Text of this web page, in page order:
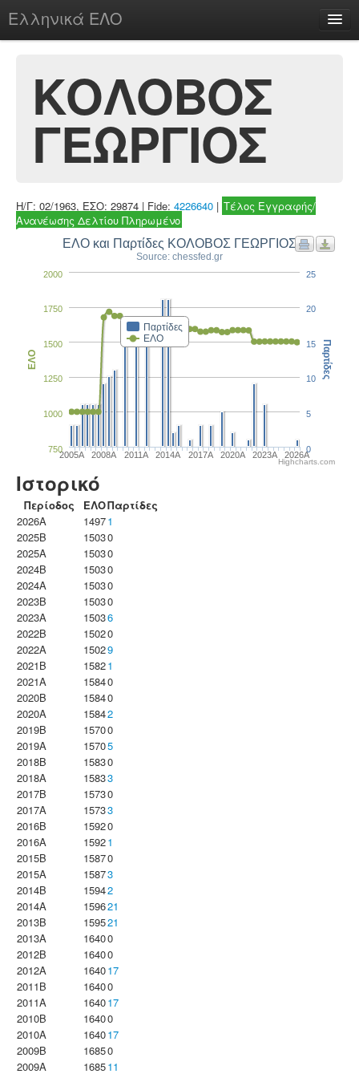
Ελληνικά ΕΛΟ
chesstu.be @ discord
Login
ΚΟΛΟΒΟΣ
ΓΕΩΡΓΙΟΣ
Η/Γ: 02/1963, ΕΣΟ: 29874 | Fide: 4226640 | Τέλος Εγγραφής/
Ανανέωσης Δελτίου Πληρωμένο
ΕΛΟ και Παρτίδες ΚΟΛΟΒΟΣ ΓΕΩΡΓΙΟΣ
Source: chessfed.gr
Παρτίδες
ΕΛΟ
2005A 2008A 2011A 2014A 2017A 2020A 2023Α 2026A
1000
750
1250
1500
1750
2000
ΕΛΟ
0
5
10
15
20
25
Παρτίδες
Highcharts.com
Ιστορικό
Περίοδος ΕΛΟΠαρτίδες
2026A
14971
2025B
15030
2025A
15030
2024B
15030
2024A
15030
2023B
15030
2023Α
15036
2022B
15020
2022A
15029
2021B
15821
2021A
15840
2020B
15840
2020A
15842
2019B
15700
2019A
15705
2018B
15830
2018A
15833
2017B
15730
2017A
15733
2016B
15920
2016A
15921
2015B
15870
2015A
15873
2014B
15942
2014A
159621
2013B
159521
2013A
16400
2012B
16400
2012A
164017
2011B
16400
2011A
164017
2010B
16400
2010A
164017
2009B
16850
2009A
168511